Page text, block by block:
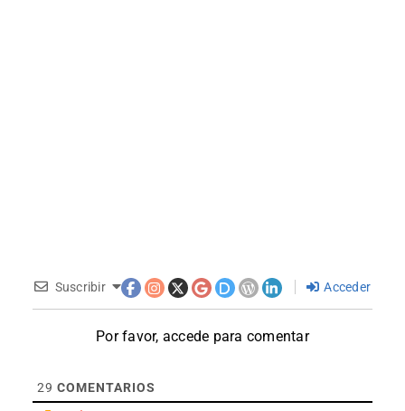
Suscribir Acceder
Por favor, accede para comentar
29 COMENTARIOS